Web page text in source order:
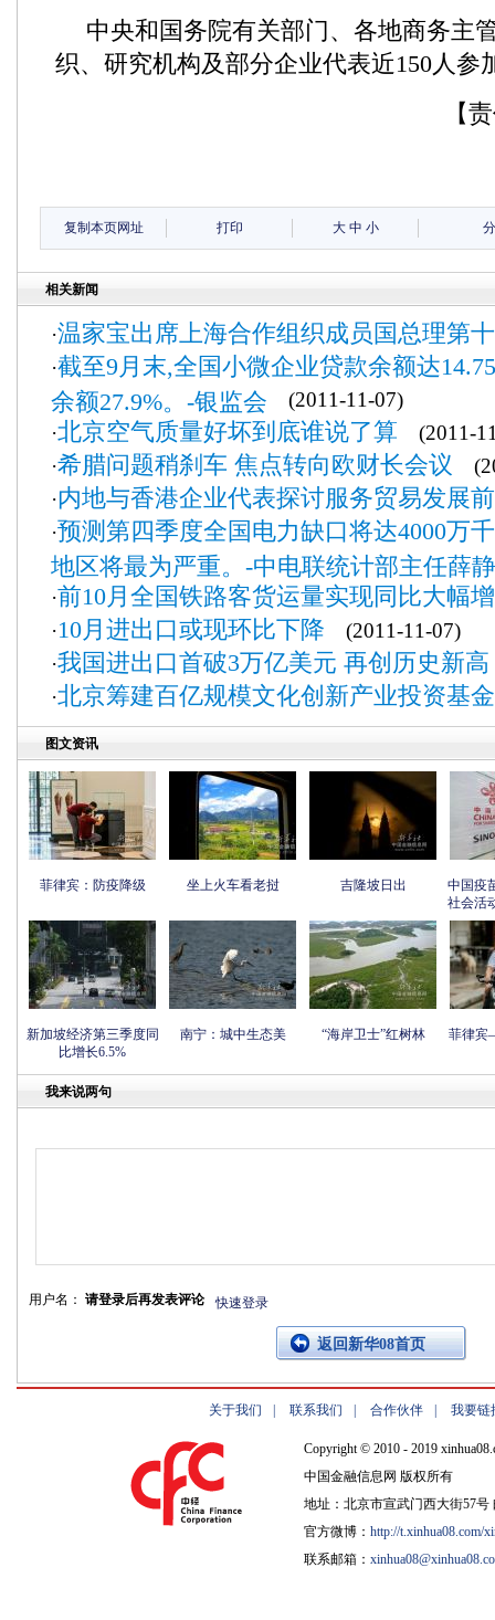
中央和国务院有关部门、各地商务主
织、研究机构及部分企业代表近150人参
【
复制本页网址 打印 大 中 小
相关新闻
·温家宝出席上海合作组织成员国总理第
·截至9月末,全国小微企业贷款余额达
余额27.9%。-银监会 (2011-11-07)
·北京空气质量好坏到底谁说了算 (2011-
·希腊问题稍刹车 焦点转向欧财长会议
·内地与香港企业代表探讨服务贸易发展
·预测第四季度全国电力缺口将达4000万
地区将最为严重。-中电联统计部主任薛静
·前10月全国铁路客货运量实现同比大幅
·10月进出口或现环比下降 (2011-11-07)
·我国进出口首破3万亿美元 再创历史新高
·北京筹建百亿规模文化创新产业投资基金
图文资讯
菲律宾：防疫降级 坐上火车看老挝 吉隆坡日出
中国疫
社会活
新加坡经济第三季度同
比增长6.5%
南宁：城中生态美 “海岸卫士”红树林 菲律宾
我来说两句
用户名： 请登录后再发表评论 快速登录
返回新华08首页
关于我们 联系我们 合作伙伴 我要链
Copyright © 2010 - 2019
中国金融信息网 版权所有
地址：北京市宣武门西大街57号
官方微博： http://t.xinhua08.com/
联系邮箱：